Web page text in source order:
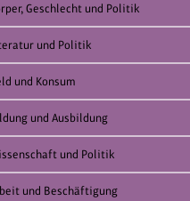
Geschlecht und Politik
und Politik
und Konsum
und Ausbildung
und Politik
und Beschäftigung